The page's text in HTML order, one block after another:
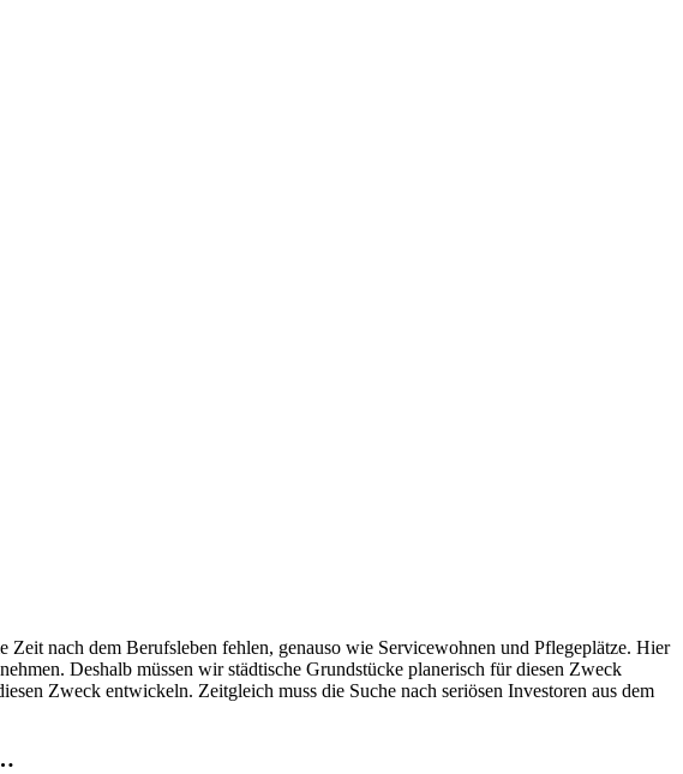
nach dem Berufsleben fehlen, genauso wie Servicewohnen und Pflegeplätze. Hier
Deshalb müssen wir städtische Grundstücke planerisch für diesen Zweck
Zweck entwickeln. Zeitgleich muss die Suche nach seriösen Investoren aus dem